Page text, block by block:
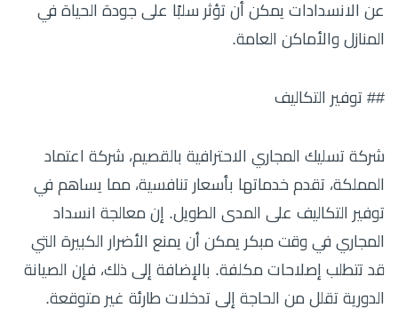
عن الانسدادات يمكن أن تؤثر سلبًا على جودة الحياة في
المنازل والأماكن العامة.
## توفير التكاليف
شركة تسليك المجاري الاحترافية بالقصيم، شركة اعتماد
المملكة، تقدم خدماتها بأسعار تنافسية، مما يساهم في
توفير التكاليف على المدى الطويل. إن معالجة انسداد
المجاري في وقت مبكر يمكن أن يمنع الأضرار الكبيرة التي
قد تتطلب إصلاحات مكلفة. بالإضافة إلى ذلك، فإن الصيانة
الدورية تقلل من الحاجة إلى تدخلات طارئة غير متوقعة.